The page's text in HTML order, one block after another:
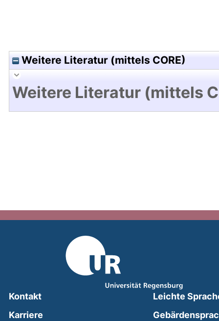
Weitere Literatur (mittels CORE)
Weitere Literatur (mittels
Kontakt
Karriere
Leichte